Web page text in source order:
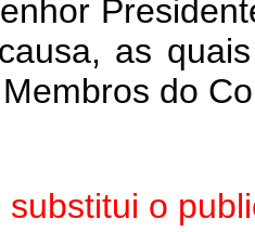
as
do
substitui o